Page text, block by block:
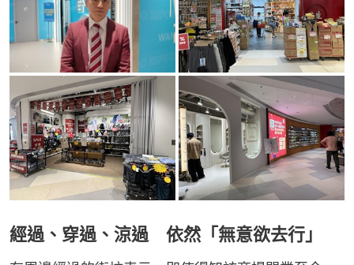
經過、穿過、涼過 依然「無意欲去行」